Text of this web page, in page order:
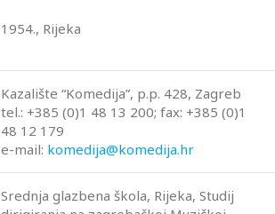
1954., Rijeka
Kazalište “Komedija”, p.p. 428, Zagreb
tel.: +385 (0)1 48 13 200; fax: +385 (0)1
48 12 179
e-mail: komedija@komedija.hr
Srednja glazbena škola, Rijeka, Studij